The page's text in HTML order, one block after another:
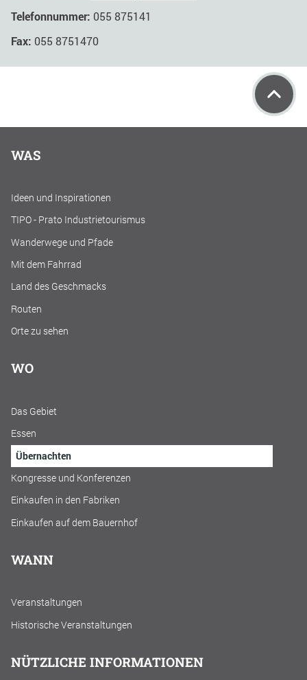
Telefonnummer: 055 875141
Fax: 055 8751470
WAS
Ideen und Inspirationen
TIPO - Prato Industrietourismus
Wanderwege und Pfade
Mit dem Fahrrad
Land des Geschmacks
Routen
Orte zu sehen
WO
Das Gebiet
Essen
Übernachten
Kongresse und Konferenzen
Einkaufen in den Fabriken
Einkaufen auf dem Bauernhof
WANN
Veranstaltungen
Historische Veranstaltungen
NÜTZLICHE INFORMATIONEN